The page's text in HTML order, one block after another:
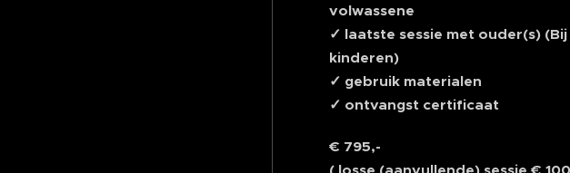
volwassene
✓ laatste sessie met ouder(s) (Bij
kinderen)
✓ gebruik materialen
✓ ontvangst certificaat
€ 795,-